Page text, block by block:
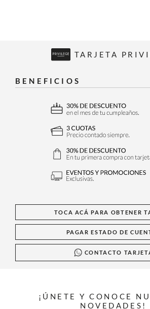
TARJETA
BENEFICIOS
TOCA ACÁ PARA OBTENER
PAGAR ESTADO DE
CONTACTO
¡ÚNETE Y CONOCE
NOVEDADES!